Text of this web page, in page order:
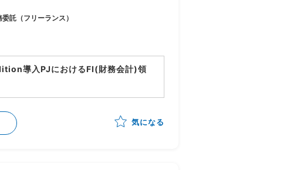
委託（フリーランス）
導入PJにおけるFI(財務会計)領
ジション
るコンサルティング、導入支援
件定義、設計支援
気になる